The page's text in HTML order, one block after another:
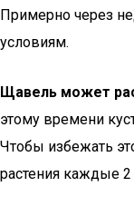
Примерно через
условиям.
Щавель может
этому времени
Чтобы избежать
растения каждые 2